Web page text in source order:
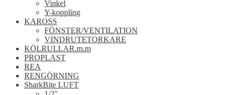
Vinkel
Y-koppling
KAROSS
FÖNSTER/VENTILATION
VINDRUTETORKARE
KÖLRULLAR.m.m
PROPLAST
REA
RENGÖRNING
SharkBite LUFT